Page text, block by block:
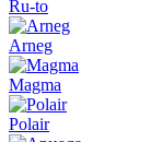
Ru-to
Arneg
Magma
Polair